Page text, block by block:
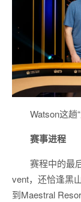
Watson这趟
赛事进程
赛程中的最
vent，还恰逢黑
到Maestral